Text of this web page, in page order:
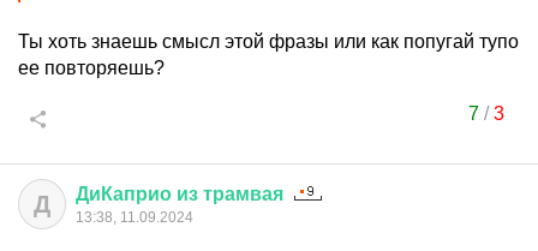
Ты хоть знаешь смысл этой фразы или как попугай тупо
ее повторяешь?
7/3
Д ДиКаприо из трамвая
13:38, 11.09.2024